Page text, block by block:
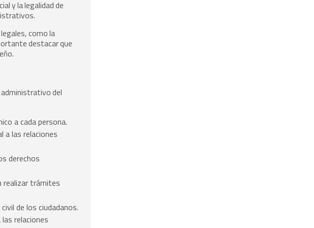
y la legalidad de
como la
destacar que
administrativo del
a cada persona.
a las relaciones
derechos
realizar trámites
de los ciudadanos.
relaciones